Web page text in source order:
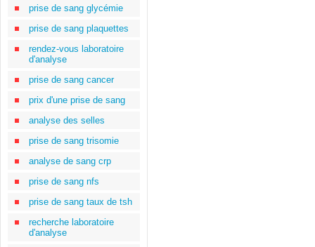
prise de sang glycémie
prise de sang plaquettes
rendez-vous laboratoire
d'analyse
prise de sang cancer
prix d'une prise de sang
analyse des selles
prise de sang trisomie
analyse de sang crp
prise de sang nfs
prise de sang taux de tsh
recherche laboratoire
d'analyse